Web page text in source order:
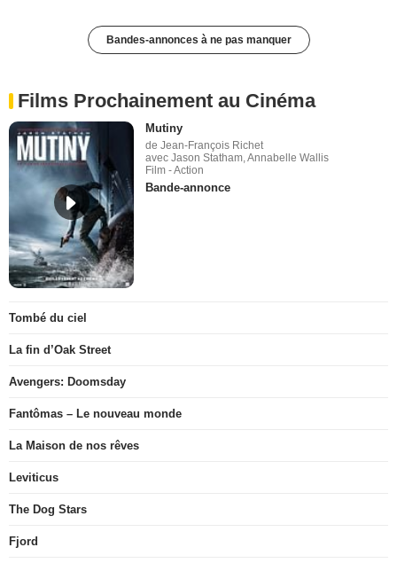
Bandes-annonces à ne pas manquer
Films Prochainement au Cinéma
Mutiny
de Jean-François Richet
avec Jason Statham, Annabelle Wallis
Film - Action
Bande-annonce
Tombé du ciel
La fin d’Oak Street
Avengers: Doomsday
Fantômas – Le nouveau monde
La Maison de nos rêves
Leviticus
The Dog Stars
Fjord